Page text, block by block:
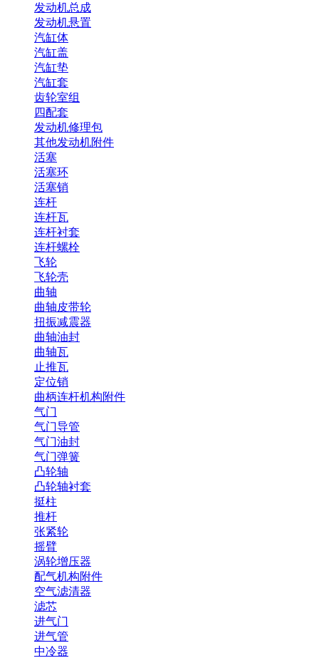
发动机总成
发动机悬置
汽缸体
汽缸盖
汽缸垫
汽缸套
齿轮室组
四配套
发动机修理包
其他发动机附件
活塞
活塞环
活塞销
连杆
连杆瓦
连杆衬套
连杆螺栓
飞轮
飞轮壳
曲轴
曲轴皮带轮
扭振减震器
曲轴油封
曲轴瓦
止推瓦
定位销
曲柄连杆机构附件
气门
气门导管
气门油封
气门弹簧
凸轮轴
凸轮轴衬套
挺柱
推杆
张紧轮
摇臂
涡轮增压器
配气机构附件
空气滤清器
滤芯
进气门
进气管
中冷器